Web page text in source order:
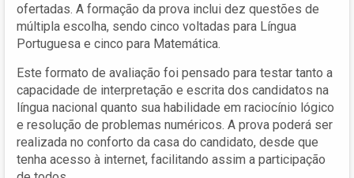
ofertadas. A formação da prova inclui dez questões de
múltipla escolha, sendo cinco voltadas para Língua
Portuguesa e cinco para Matemática.
Este formato de avaliação foi pensado para testar tanto a
capacidade de interpretação e escrita dos candidatos na
língua nacional quanto sua habilidade em raciocínio lógico
e resolução de problemas numéricos. A prova poderá ser
realizada no conforto da casa do candidato, desde que
tenha acesso à internet, facilitando assim a participação